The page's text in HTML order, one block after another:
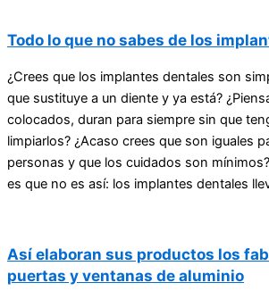
Todo lo que no sabes de los
¿Crees que los implantes dentales son
que sustituye a un diente y ya está?
colocados, duran para siempre sin que
limpiarlos? ¿Acaso crees que son iguales
personas y que los cuidados son
es que no es así: los implantes dentales
Así elaboran sus productos los
puertas y ventanas de aluminio